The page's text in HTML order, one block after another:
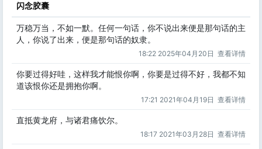
闪念胶囊
万稳万当，不如一默。任何一句话，你不说出来便是那句话的主
人，你说了出来，便是那句话的奴隶。
18:22 2025年04月20日 查看详情
你要过得好哇，这样我才能恨你啊，你要是过得不好，我都不知
道该恨你还是拥抱你啊。
17:21 2021年04月19日 查看详情
直抵黄龙府，与诸君痛饮尔。
18:17 2021年03月28日 查看详情